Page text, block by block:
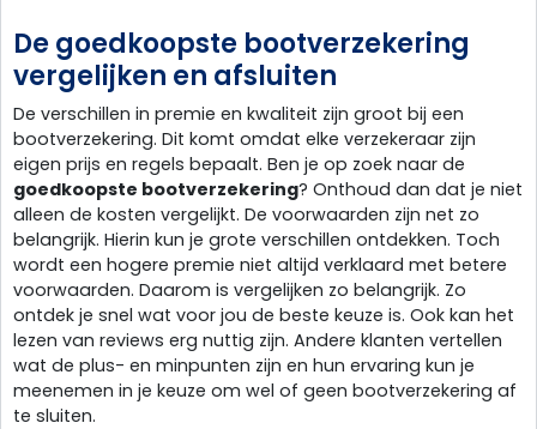
De goedkoopste bootverzekering
vergelijken en afsluiten
De verschillen in premie en kwaliteit zijn groot bij een
bootverzekering. Dit komt omdat elke verzekeraar zijn
eigen prijs en regels bepaalt. Ben je op zoek naar de
goedkoopste bootverzekering? Onthoud dan dat je niet
alleen de kosten vergelijkt. De voorwaarden zijn net zo
belangrijk. Hierin kun je grote verschillen ontdekken. Toch
wordt een hogere premie niet altijd verklaard met betere
voorwaarden. Daarom is vergelijken zo belangrijk. Zo
ontdek je snel wat voor jou de beste keuze is. Ook kan het
lezen van reviews erg nuttig zijn. Andere klanten vertellen
wat de plus- en minpunten zijn en hun ervaring kun je
meenemen in je keuze om wel of geen bootverzekering af
te sluiten.